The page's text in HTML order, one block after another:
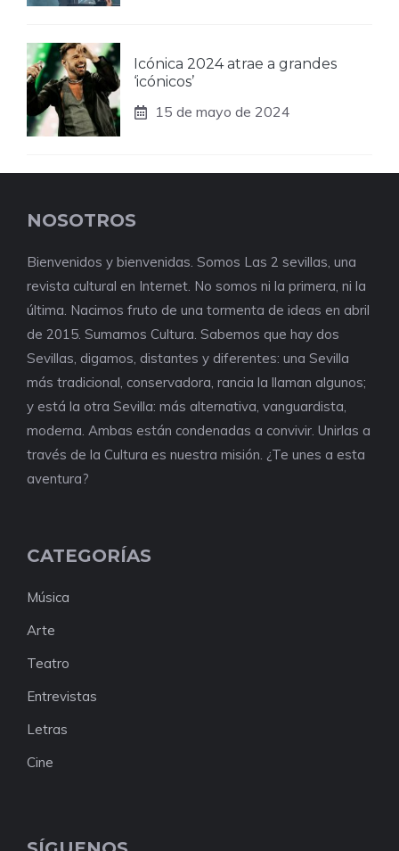
Icónica 2024 atrae a grandes
‘icónicos’
15 de mayo de 2024
NOSOTROS
Bienvenidos y bienvenidas. Somos Las 2 sevillas, una
revista cultural en Internet. No somos ni la primera, ni la
última. Nacimos fruto de una tormenta de ideas en abril
de 2015. Sumamos Cultura. Sabemos que hay dos
Sevillas, digamos, distantes y diferentes: una Sevilla
más tradicional, conservadora, rancia la llaman algunos;
y está la otra Sevilla: más alternativa, vanguardista,
moderna. Ambas están condenadas a convivir. Unirlas a
través de la Cultura es nuestra misión. ¿Te unes a esta
aventura?
CATEGORÍAS
Música
Arte
Teatro
Entrevistas
Letras
Cine